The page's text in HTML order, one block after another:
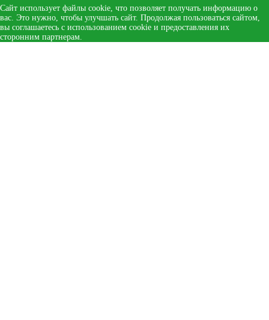
Сайт использует файлы cookie, что позволяет получать информацию о
вас. Это нужно, чтобы улучшать сайт. Продолжая пользоваться сайтом,
вы соглашаетесь с использованием cookie и предоставления их
сторонним партнерам.